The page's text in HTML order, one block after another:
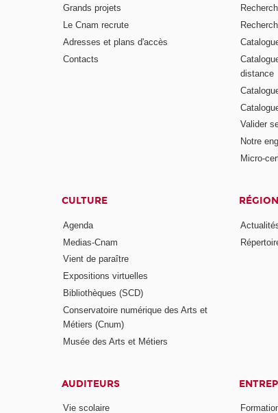
Grands projets
Le Cnam recrute
Adresses et plans d'accès
Contacts
distance
Valider
Notre
Micro-
CULTURE
Agenda
Medias-Cnam
Vient de paraître
Expositions virtuelles
Bibliothèques (SCD)
Conservatoire numérique des Arts et
Métiers (Cnum)
Musée des Arts et Métiers
AUDITEURS
Vie scolaire